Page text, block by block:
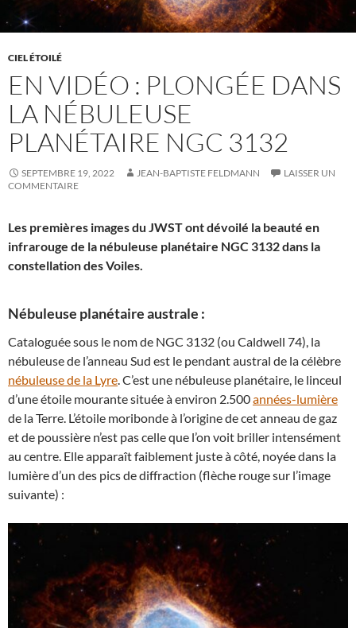
CIEL ÉTOILÉ
EN VIDÉO : PLONGÉE DANS
LA NÉBULEUSE
PLANÉTAIRE NGC 3132
SEPTEMBRE 19, 2022 JEAN-BAPTISTE FELDMANN
LAISSER UN
COMMENTAIRE
Les premières images du JWST ont dévoilé la beauté en
infrarouge de la nébuleuse planétaire NGC 3132 dans la
constellation des Voiles.
Nébuleuse planétaire australe :
Cataloguée sous le nom de NGC 3132 (ou Caldwell 74), la
nébuleuse de l’anneau Sud est le pendant austral de la célèbre
nébuleuse de la Lyre. C’est une nébuleuse planétaire, le linceul
d’une étoile mourante située à environ 2.500années-lumière
de la Terre. L’étoile moribonde à l’origine de cet anneau de gaz
et de poussière n’est pas celle que l’on voit briller intensément
au centre. Elle apparaît faiblement juste à côté, noyée dans la
lumière d’un des pics de diffraction (flèche rouge sur l’image
suivante) :